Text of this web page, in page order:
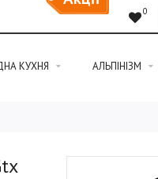
0
КУХНЯ АЛЬПІНІЗМ